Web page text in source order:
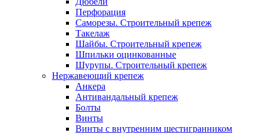
Перфорация
Саморезы. Строительный крепеж
Такелаж
Шайбы. Строительный крепеж
Шпильки оцинкованные
Шурупы. Строительный крепеж
Нержавеющий крепеж
Анкера
Антивандальный крепеж
Болты
Винты
Винты с внутренним шестигранником